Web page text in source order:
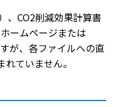
、CO2削減効果計算書
ームページまたは
が、各ファイルへの直
ていません。